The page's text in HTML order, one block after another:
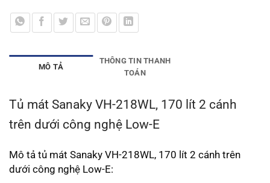
MÔ TẢ
THÔNG TIN THANH
TOÁN
Tủ mát Sanaky VH-218WL, 170 lít 2 cánh
trên dưới công nghệ Low-E
Mô tả tủ mát Sanaky VH-218WL, 170 lít 2 cánh trên
dưới công nghệ Low-E: